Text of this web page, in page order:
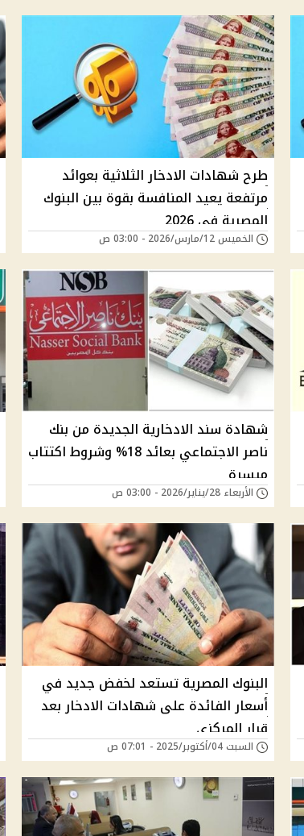
طرح شهادات الادخار الثلاثية بعوائد
مرتفعة يعيد المنافسة بقوة بين البنوك
المصرية في 2026
الخميس 12/مارس/2026 - 03:00 ص
شهادة سند الادخارية الجديدة من بنك
ناصر الاجتماعي بعائد 18% وشروط اكتتاب
ميسرة
الأربعاء 28/يناير/2026 - 03:00 ص
البنوك المصرية تستعد لخفض جديد في
أسعار الفائدة على شهادات الادخار بعد
قرار المركزي
السبت 04/أكتوبر/2025 - 07:01 ص